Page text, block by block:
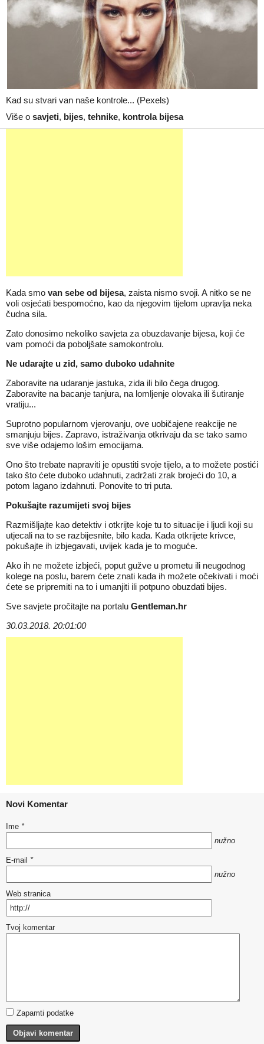
Kad su stvari van naše kontrole... (Pexels)
Više o savjeti, bijes, tehnike, kontrola bijesa
Kada smo van sebe od bijesa, zaista nismo svoji. A nitko se ne
voli osjećati bespomoćno, kao da njegovim tijelom upravlja neka
čudna sila.
Zato donosimo nekoliko savjeta za obuzdavanje bijesa, koji će
vam pomoći da poboljšate samokontrolu.
Ne udarajte u zid, samo duboko udahnite
Zaboravite na udaranje jastuka, zida ili bilo čega drugog.
Zaboravite na bacanje tanjura, na lomljenje olovaka ili šutiranje
vratiju...
Suprotno popularnom vjerovanju, ove uobičajene reakcije ne
smanjuju bijes. Zapravo, istraživanja otkrivaju da se tako samo
sve više odajemo lošim emocijama.
Ono što trebate napraviti je opustiti svoje tijelo, a to možete postići
tako što ćete duboko udahnuti, zadržati zrak brojeći do 10, a
potom lagano izdahnuti. Ponovite to tri puta.
Pokušajte razumijeti svoj bijes
Razmišljajte kao detektiv i otkrijte koje tu to situacije i ljudi koji su
utjecali na to se razbijesnite, bilo kada. Kada otkrijete krivce,
pokušajte ih izbjegavati, uvijek kada je to moguće.
Ako ih ne možete izbjeći, poput gužve u prometu ili neugodnog
kolege na poslu, barem ćete znati kada ih možete očekivati i moći
ćete se pripremiti na to i umanjiti ili potpuno obuzdati bijes.
Sve savjete pročitajte na portalu Gentleman.hr
30.03.2018. 20:01:00
Novi Komentar
Ime *
nužno
E-mail *
nužno
Web stranica
Tvoj komentar
Zapamti podatke
Objavi komentar